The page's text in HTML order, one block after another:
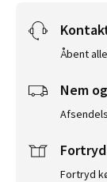
Åbent
Nem
Fortryd